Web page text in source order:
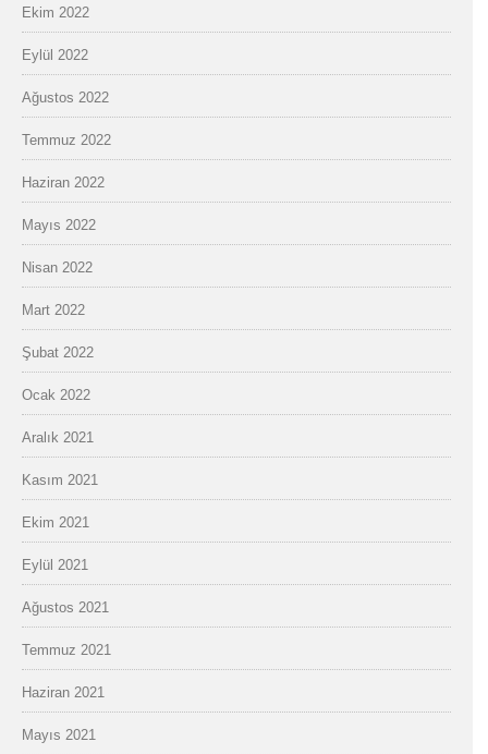
Ekim 2022
Eylül 2022
Ağustos 2022
Temmuz 2022
Haziran 2022
Mayıs 2022
Nisan 2022
Mart 2022
Şubat 2022
Ocak 2022
Aralık 2021
Kasım 2021
Ekim 2021
Eylül 2021
Ağustos 2021
Temmuz 2021
Haziran 2021
Mayıs 2021